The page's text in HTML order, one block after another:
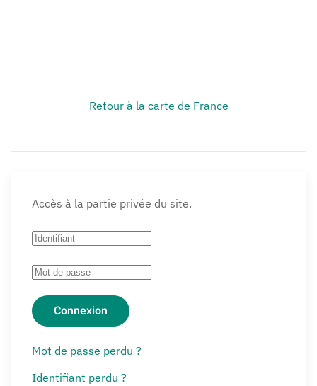
Retour à la carte de France
Accès à la partie privée du site.
Connexion
Mot de passe perdu ?
Identifiant perdu ?